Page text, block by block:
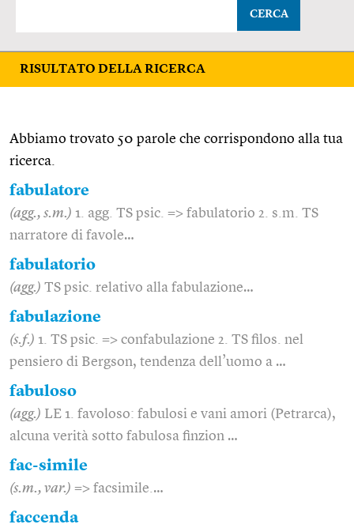
CERCA
RISULTATO DELLA RICERCA
Abbiamo trovato 50 parole che corrispondono alla tua
ricerca.
fabulatore
(agg., s.m.) 1. agg. TS psic. => fabulatorio 2. s.m. TS
narratore di favole…
fabulatorio
(agg.) TS psic. relativo alla fabulazione…
fabulazione
(s.f.) 1. TS psic. => confabulazione 2. TS filos. nel
pensiero di Bergson, tendenza dell’uomo a …
fabuloso
(agg.) LE 1. favoloso: fabulosi e vani amori (Petrarca),
alcuna verità sotto fabulosa finzion …
fac-simile
(s.m., var.) => facsimile.…
faccenda